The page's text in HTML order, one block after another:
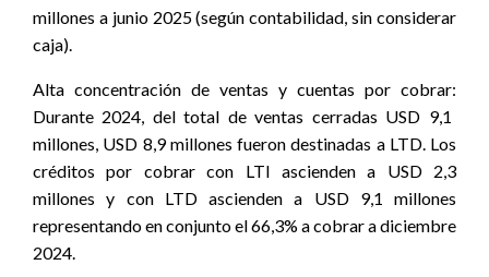
millones a junio 2025 (según contabilidad, sin considerar
caja).
Alta concentración de ventas y cuentas por cobrar:
Durante 2024, del total de ventas cerradas USD 9,1
millones, USD 8,9 millones fueron destinadas a LTD. Los
créditos por cobrar con LTI ascienden a USD 2,3
millones y con LTD ascienden a USD 9,1 millones
representando en conjunto el 66,3% a cobrar a diciembre
2024.